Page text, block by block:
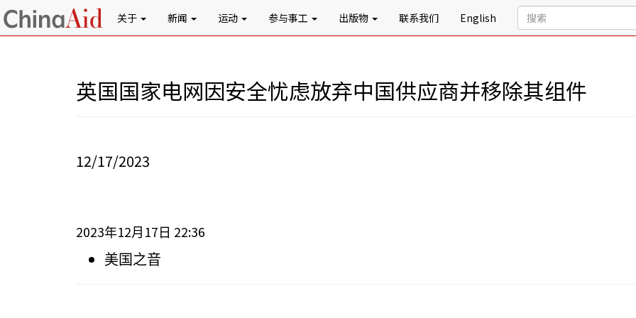
关于 新闻 运动 参与事工 出版物 联系我们 English
英国国家电网因安全忧虑放弃中国供应商并移除其组件
12/17/2023
2023年12月 17 日 22:36
美国之音